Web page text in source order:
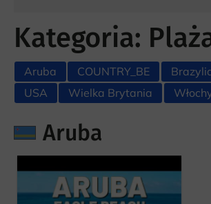
Kategoria:
Aruba COUNTRY_BE
USA
Wielka Brytania
Aruba